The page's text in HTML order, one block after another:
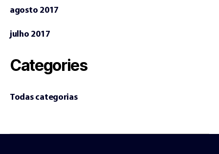
agosto 2017
julho 2017
Categories
Todas categorias